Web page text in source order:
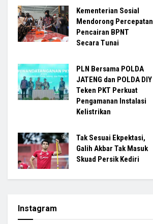
Kementerian Sosial
Mendorong Percepatan
Pencairan BPNT
Secara Tunai
PLN Bersama POLDA
JATENG dan POLDA DIY
Teken PKT Perkuat
Pengamanan Instalasi
Kelistrikan
Tak Sesuai Ekpektasi,
Galih Akbar Tak Masuk
Skuad Persik Kediri
Instagram